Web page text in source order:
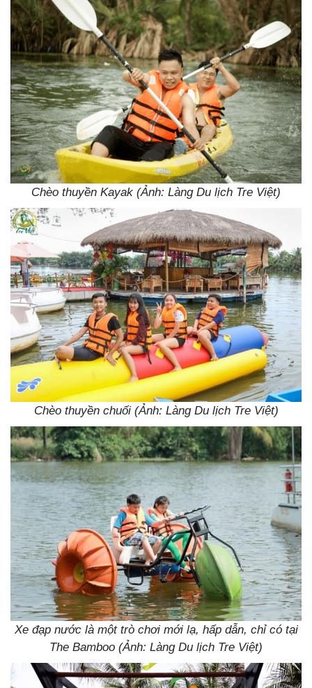
Chèo thuyền Kayak (Ảnh: Làng Du lịch Tre Việt)
Chèo thuyền chuối (Ảnh: Làng Du lịch Tre Việt)
Xe đạp nước là một trò chơi mới lạ, hấp dẫn, chỉ có tại
The Bamboo (Ảnh: Làng Du lịch Tre Việt)